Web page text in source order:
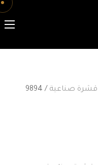
قشرة صناعية / 9894